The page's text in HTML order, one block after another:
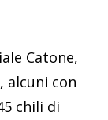
Catone,
alcuni con
chili di